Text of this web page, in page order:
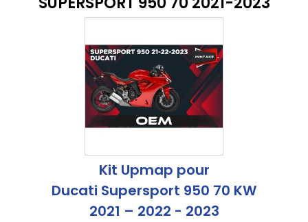
Kit Upmap pour
Ducati Supersport 950 70 KW
2021 – 2022 - 2023